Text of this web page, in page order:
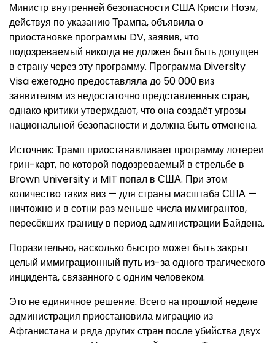
Министр внутренней безопасности США Кристи Ноэм,
действуя по указанию Трампа, объявила о
приостановке программы DV, заявив, что
подозреваемый никогда не должен был быть допущен
в страну через эту программу. Программа Diversity
Visa ежегодно предоставляла до 50 000 виз
заявителям из недостаточно представленных стран,
однако критики утверждают, что она создаёт угрозы
национальной безопасности и должна быть отменена.
Источник: Трамп приостанавливает программу лотереи
грин-карт, по которой подозреваемый в стрельбе в
Brown University и MIT попал в США. При этом
количество таких виз — для страны масштаба США —
ничтожно и в сотни раз меньше числа иммигрантов,
пересёкших границу в период администрации Байдена.
Поразительно, насколько быстро может быть закрыт
целый иммиграционный путь из-за одного трагического
инцидента, связанного с одним человеком.
Это не единичное решение. Всего на прошлой неделе
администрация приостановила миграцию из
Афганистана и ряда других стран после убийства двух